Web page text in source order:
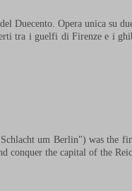
Duecento. Opera unica su
tra i guelfi di Firenze e i
um Berlin") was the
conquer the capital of the